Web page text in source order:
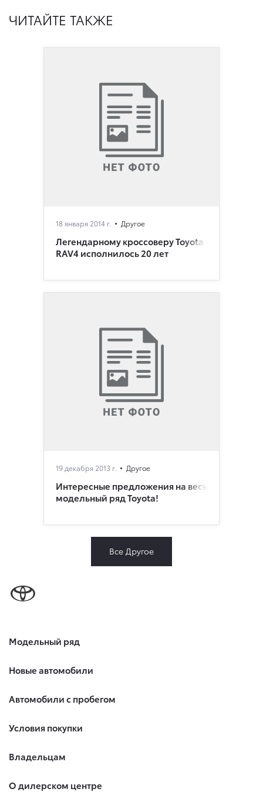
ЧИТАЙТЕ ТАКЖЕ
18 января 2014 г. Другое
Легендарному кроссоверу Toyota
RAV4 исполнилось 20 лет
19 декабря 2013 г. Другое
Интересные предложения на весь
модельный ряд Toyota!
Все Другое
Модельный ряд
Новые автомобили
Автомобили с пробегом
Условия покупки
Владельцам
О дилерском центре